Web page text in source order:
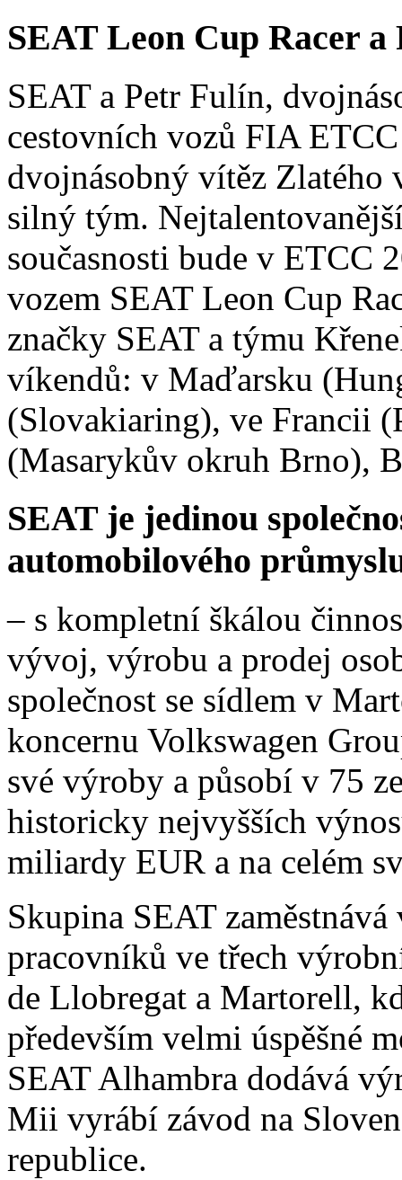
SEAT Leon Cup Racer
SEAT a Petr Fulín,
cestovních vozů FIA
dvojnásobný vítěz Zlatého
silný tým.
současnosti bude v ETCC
vozem SEAT Leon Cup
značky SEAT a týmu
víkendů: v Maďarsku
(Slovakiaring), ve Francii
(Masarykův okruh Brno),
SEAT je jedinou
automobilového
– s kompletní škálou
vývoj, výrobu a prodej
společnost se sídlem v
koncernu Volkswagen
své výroby a působí v 75
historicky nejvyšších
miliardy EUR a na celém
Skupina SEAT
pracovníků ve třech
de Llobregat a Martorell,
především velmi úspěšné
SEAT Alhambra dodává
Mii vyrábí závod na
republice.